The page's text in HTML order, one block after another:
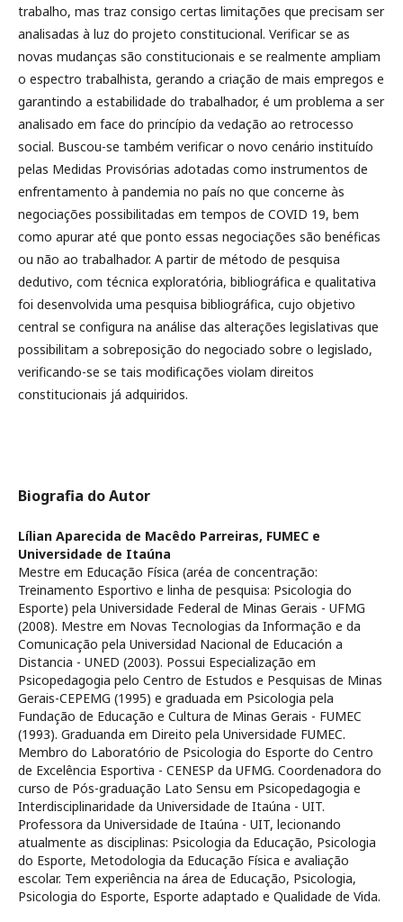
trabalho, mas traz consigo certas limitações que precisam ser
analisadas à luz do projeto constitucional. Verificar se as
novas mudanças são constitucionais e se realmente ampliam
o espectro trabalhista, gerando a criação de mais empregos e
garantindo a estabilidade do trabalhador, é um problema a ser
analisado em face do princípio da vedação ao retrocesso
social. Buscou-se também verificar o novo cenário instituído
pelas Medidas Provisórias adotadas como instrumentos de
enfrentamento à pandemia no país no que concerne às
negociações possibilitadas em tempos de COVID 19, bem
como apurar até que ponto essas negociações são benéficas
ou não ao trabalhador. A partir de método de pesquisa
dedutivo, com técnica exploratória, bibliográfica e qualitativa
foi desenvolvida uma pesquisa bibliográfica, cujo objetivo
central se configura na análise das alterações legislativas que
possibilitam a sobreposição do negociado sobre o legislado,
verificando-se se tais modificações violam direitos
constitucionais já adquiridos.
Biografia do Autor
Lílian Aparecida de Macêdo Parreiras, FUMEC e
Universidade de Itaúna
Mestre em Educação Física (aréa de concentração:
Treinamento Esportivo e linha de pesquisa: Psicologia do
Esporte) pela Universidade Federal de Minas Gerais - UFMG
(2008). Mestre em Novas Tecnologias da Informação e da
Comunicação pela Universidad Nacional de Educación a
Distancia - UNED (2003). Possui Especialização em
Psicopedagogia pelo Centro de Estudos e Pesquisas de Minas
Gerais-CEPEMG (1995) e graduada em Psicologia pela
Fundação de Educação e Cultura de Minas Gerais - FUMEC
(1993). Graduanda em Direito pela Universidade FUMEC.
Membro do Laboratório de Psicologia do Esporte do Centro
de Excelência Esportiva - CENESP da UFMG. Coordenadora do
curso de Pós-graduação Lato Sensu em Psicopedagogia e
Interdisciplinaridade da Universidade de Itaúna - UIT.
Professora da Universidade de Itaúna - UIT, lecionando
atualmente as disciplinas: Psicologia da Educação, Psicologia
do Esporte, Metodologia da Educação Física e avaliação
escolar. Tem experiência na área de Educação, Psicologia,
Psicologia do Esporte, Esporte adaptado e Qualidade de Vida.